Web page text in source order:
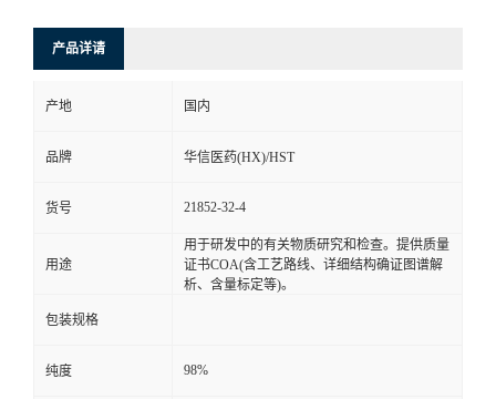
方
产品详请
产地 国内
品牌 华信医药(HX)/HST
货号 21852-32-4
用途
用于研发中的有关物质研究和检查。提供质量
证书COA(含工艺路线、详细结构确证图谱解
析、含量标定等)。
包装规格
纯度 98%